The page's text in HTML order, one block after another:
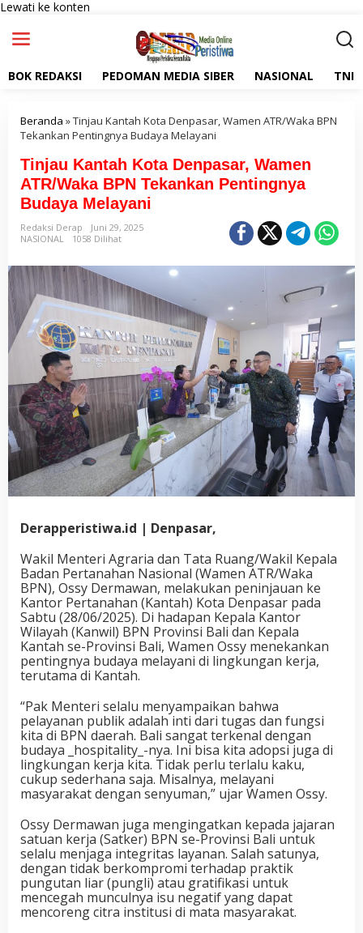
Lewati ke konten
BOK REDAKSI PEDOMAN MEDIA SIBER NASIONAL TNI
Beranda »Tinjau Kantah Kota Denpasar, Wamen ATR/Waka BPN
Tekankan Pentingnya Budaya Melayani
Tinjau Kantah Kota Denpasar, Wamen
ATR/Waka BPN Tekankan Pentingnya
Budaya Melayani
Redaksi Derap
Juni 29, 2025
NASIONAL
1058 Dilihat
Derapperistiwa.id | Denpasar,
Wakil Menteri Agraria dan Tata Ruang/Wakil Kepala
Badan Pertanahan Nasional (Wamen ATR/Waka
BPN), Ossy Dermawan, melakukan peninjauan ke
Kantor Pertanahan (Kantah) Kota Denpasar pada
Sabtu (28/06/2025). Di hadapan Kepala Kantor
Wilayah (Kanwil) BPN Provinsi Bali dan Kepala
Kantah se-Provinsi Bali, Wamen Ossy menekankan
pentingnya budaya melayani di lingkungan kerja,
terutama di Kantah.
“Pak Menteri selalu menyampaikan bahwa
pelayanan publik adalah inti dari tugas dan fungsi
kita di BPN daerah. Bali sangat terkenal dengan
budaya _hospitality_-nya. Ini bisa kita adopsi juga di
lingkungan kerja kita. Tidak perlu terlalu kaku,
cukup sederhana saja. Misalnya, melayani
masyarakat dengan senyuman,” ujar Wamen Ossy.
Ossy Dermawan juga mengingatkan kepada jajaran
satuan kerja (Satker) BPN se-Provinsi Bali untuk
selalu menjaga integritas layanan. Salah satunya,
dengan tidak berkompromi terhadap praktik
pungutan liar (pungli) atau gratifikasi untuk
mencegah munculnya isu negatif yang dapat
mencoreng citra institusi di mata masyarakat.